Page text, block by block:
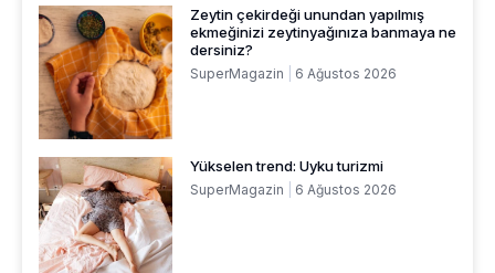
Zeytin çekirdeği unundan yapılmış
ekmeğinizi zeytinyağınıza banmaya ne
dersiniz?
SuperMagazin 6 Ağustos 2026
Yükselen trend: Uyku turizmi
SuperMagazin 6 Ağustos 2026